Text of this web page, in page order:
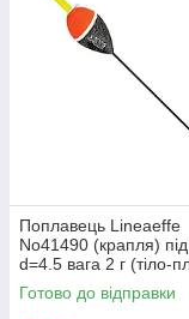
Поплавець Lineaeffe
No41490 (крапля) під
d=4.5 вага 2 г (тіло-
EVA- не ламається)
Готово до відправки